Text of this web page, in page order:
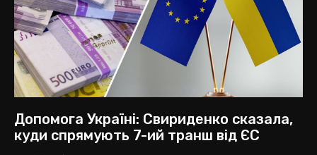
Допомога Україні: Свириденко сказала,
куди спрямують 7-ий транш від ЄС